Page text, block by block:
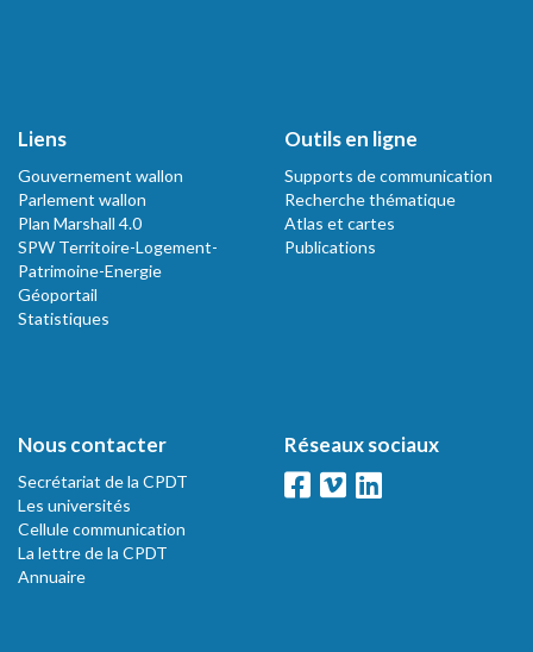
Liens
Gouvernement wallon
Parlement wallon
Plan Marshall 4.0
SPW Territoire-Logement-
Patrimoine-Energie
Géoportail
Statistiques
Outils en ligne
Supports de communication
Recherche thématique
Atlas et cartes
Publications
Nous contacter
Secrétariat de la CPDT
Les universités
Cellule communication
La lettre de la CPDT
Annuaire
Réseaux sociaux